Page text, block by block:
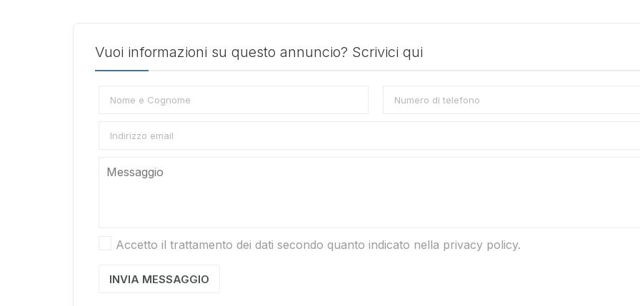
Vuoi informazioni su questo annuncio? Scrivici qui
Accetto il trattamento dei dati secondo quanto indicato nella privacy policy.
INVIA MESSAGGIO